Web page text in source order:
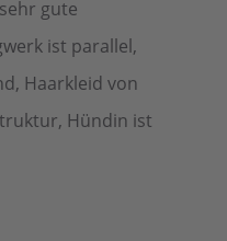
gute
ist parallel,
Haarkleid von
Hündin ist